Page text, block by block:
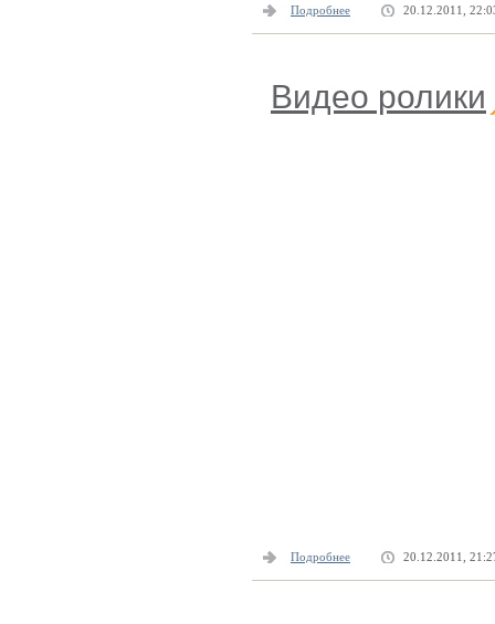
Подробнее 20.12.2011,
Видео ролики
Подробнее 20.12.2011,